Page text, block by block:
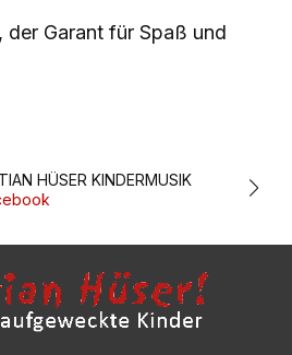
der Garant für Spaß und
HÜSER KINDERMUSIK